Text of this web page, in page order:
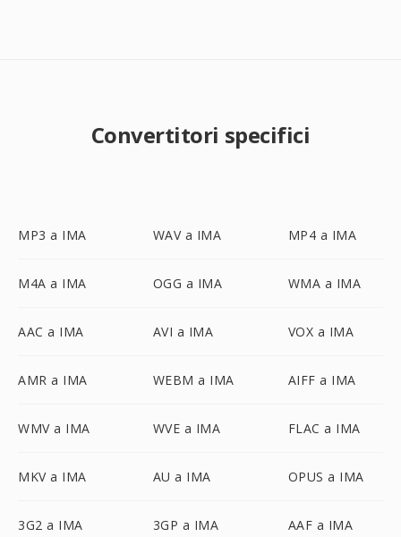
Convertitori specifici
MP3 a IMA WAV a IMA MP4 a IMA
M4A a IMA OGG a IMA WMA a IMA
AAC a IMA AVI a IMA VOX a IMA
AMR a IMA WEBM a IMA AIFF a IMA
WMV a IMA WVE a IMA FLAC a IMA
MKV a IMA AU a IMA OPUS a IMA
3G2 a IMA 3GP a IMA AAF a IMA